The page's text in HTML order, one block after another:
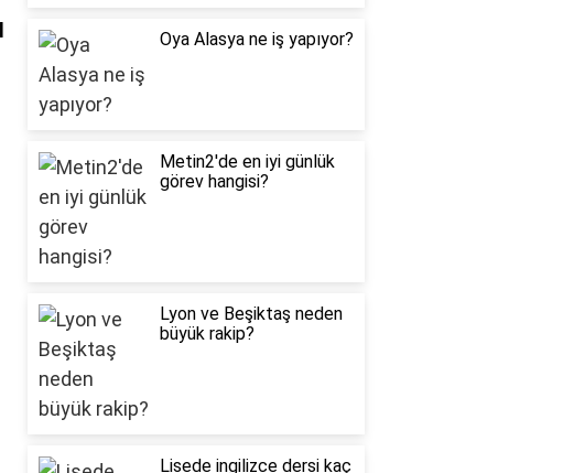
Oya Alasya ne iş yapıyor?
Metin2'de en iyi günlük
görev hangisi?
Lyon ve Beşiktaş neden
büyük rakip?
Lisede ingilizce dersi kaç